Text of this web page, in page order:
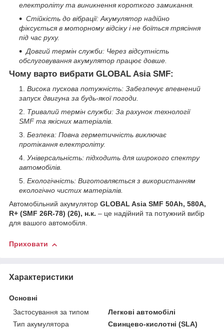
електроліту та виникнення короткого замикання.
Стійкість до вібрації: Акумулятор надійно
фіксується в моторному відсіку і не боїться трясіння
під час руху.
Довгий термін служби: Через відсутність
обслуговування акумулятор працює довше.
Чому варто вибрати GLOBAL Asia SMF:
Висока пускова потужність: Забезпечує впевнений
запуск двигуна за будь-якої погоди.
Тривалий термін служби: За рахунок технології
SMF та якісних матеріалів.
Безпека: Повна герметичність виключає
протікання електроліту.
Універсальність: підходить для широкого спектру
автомобілів.
Екологічність: Виготовляється з використанням
екологічно чистих матеріалів.
Автомобільний акумулятор GLOBAL Asia SMF 50Ah, 580A,
R+ (SMF 26R-78) (26), н.к. – це надійний та потужний вибір
для вашого автомобіля.
Приховати
Характеристики
Основні
Застосування за типом
Легкові автомобілі
Тип акумулятора
Свинцево-кислотні (SLA)